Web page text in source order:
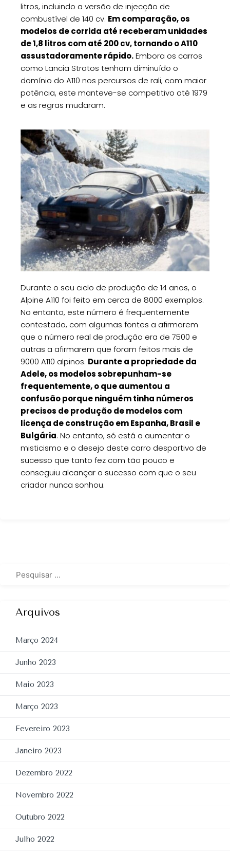
litros, incluindo a versão de injecção de
combustível de 140 cv. Em comparação, os
modelos de corrida até receberam unidades
de 1,8 litros com até 200 cv, tornando o A110
assustadoramente rápido.Embora os carros
como Lancia Stratos tenham diminuído o
domínio do A110 nos percursos de rali, com maior
potência, este manteve-se competitivo até 1979
e as regras mudaram.
Durante o seu ciclo de produção de 14 anos, o
Alpine A110 foi feito em cerca de 8000 exemplos.
No entanto, este número é frequentemente
contestado, com algumas fontes a afirmarem
que o número real de produção era de 7500 e
outras a afirmarem que foram feitos mais de
9000 A110 alpinos. Durante a propriedade da
Adele, os modelos sobrepunham-se
frequentemente, o que aumentou a
confusão porque ninguém tinha números
precisos de produção de modelos com
licença de construção em Espanha, Brasil e
Bulgária. No entanto, só está a aumentar o
misticismo e o desejo deste carro desportivo de
sucesso que tanto fez com tão pouco e
conseguiu alcançar o sucesso com que o seu
criador nunca sonhou.
Arquivos
Março 2024
Junho 2023
Maio 2023
Março 2023
Fevereiro 2023
Janeiro 2023
Dezembro 2022
Novembro 2022
Outubro 2022
Julho 2022